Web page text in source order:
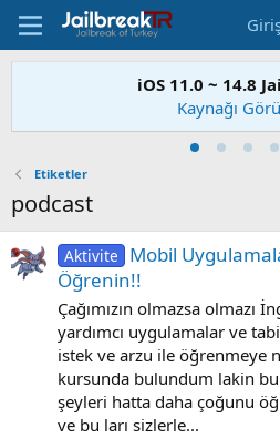
iOS 11.0 ~ 14.8
Kaynağı
Etiketler
podcast
Aktivite
Mobil
Öğrenin!!
Çağımızın olmazsa olmazı
yardımcı uygulamalar ve
istek ve arzu ile öğrenmeye
kursunda bulundum lakin
şeyleri hatta daha çoğunu
ve bu ları sizlerle...